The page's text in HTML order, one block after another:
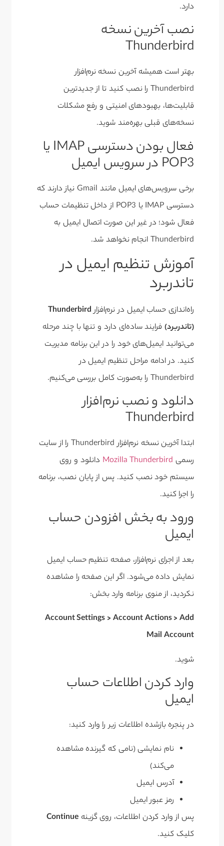
دارد.
نصب آخرین نسخه
Thunderbird
بهتر است همیشه آخرین نسخه نرم‌افزار
Thunderbird را نصب کنید تا از جدیدترین
قابلیت‌ها، بهبودهای امنیتی و رفع مشکلات
نسخه‌های قبلی بهره‌مند شوید.
فعال بودن دسترسی IMAP یا
POP3 در سرویس ایمیل
برخی سرویس‌های ایمیل مانند Gmail نیاز دارند که
دسترسی IMAP یا POP3 از داخل تنظیمات حساب
فعال شود؛ در غیر این صورت اتصال ایمیل به
Thunderbird انجام نخواهد شد.
آموزش تنظیم ایمیل در
تاندربرد
راه‌اندازی حساب ایمیل در نرم‌افزارThunderbird
(تاندربرد) فرایند ساده‌ای دارد و تنها با چند مرحله
می‌توانید ایمیل‌های خود را در این برنامه مدیریت
کنید. در ادامه مراحل تنظیم ایمیل در
Thunderbird را به‌صورت کامل بررسی می‌کنیم.
دانلود و نصب نرم‌افزار
Thunderbird
ابتدا آخرین نسخه نرم‌افزار Thunderbird را از سایت
رسمی Mozilla Thunderbird دانلود و روی
سیستم خود نصب کنید. پس از پایان نصب، برنامه
را اجرا کنید.
ورود به بخش افزودن حساب
ایمیل
بعد از اجرای نرم‌افزار، صفحه تنظیم حساب ایمیل
نمایش داده می‌شود. اگر این صفحه را مشاهده
نکردید، از منوی برنامه وارد بخش:
Account Settings > Account Actions > Add
Mail Account
شوید.
وارد کردن اطلاعات حساب
ایمیل
در پنجره بازشده اطلاعات زیر را وارد کنید:
نام نمایشی (نامی که گیرنده مشاهده
می‌کند)
آدرس ایمیل
رمز عبور ایمیل
پس از وارد کردن اطلاعات، روی گزینه Continue
کلیک کنید.